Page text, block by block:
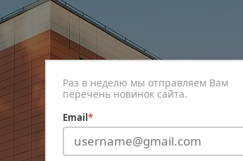
Раз в неделю мы отправляем Вам
перечень новинок сайта.
Email *